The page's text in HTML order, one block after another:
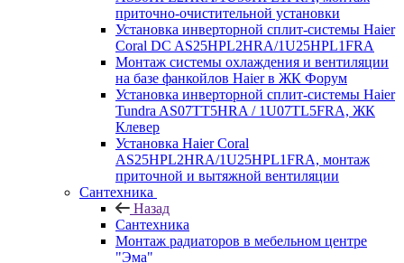
приточно-очистительной установки
Установка инверторной сплит-системы Haier
Coral DC AS25HPL2HRA/1U25HPL1FRA
Монтаж системы охлаждения и вентиляции
на базе фанкойлов Haier в ЖК Форум
Установка инверторной сплит-системы Haier
Tundra AS07TT5HRA / 1U07TL5FRA, ЖК
Клевер
Установка Haier Coral
AS25HPL2HRA/1U25HPL1FRA, монтаж
приточной и вытяжной вентиляции
Сантехника
Назад
Сантехника
Монтаж радиаторов в мебельном центре
"Эма"